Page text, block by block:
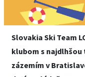
Slovakia Ski Team
klubom s
zázemím v